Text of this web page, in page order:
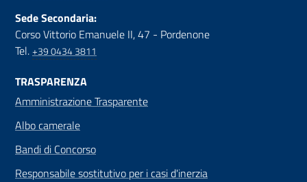
Sede Secondaria:
Corso Vittorio Emanuele II, 47 - Pordenone
Tel.+39 0434 3811
TRASPARENZA
Amministrazione Trasparente
Albo camerale
Bandi di Concorso
Responsabile sostitutivo per i casi d'inerzia